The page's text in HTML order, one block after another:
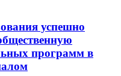
успешно
программ в